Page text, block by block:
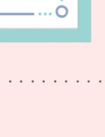
・・・・・・・